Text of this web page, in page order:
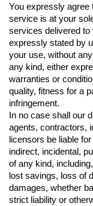
You expressly agree
service is at your
services delivered to
expressly stated by
your use, without
any kind, either
warranties or
quality, fitness for a
infringement.
In no case shall our
agents, contractors,
licensors be liable
indirect, incidental,
of any kind,
lost savings, loss of
damages, whether
strict liability or